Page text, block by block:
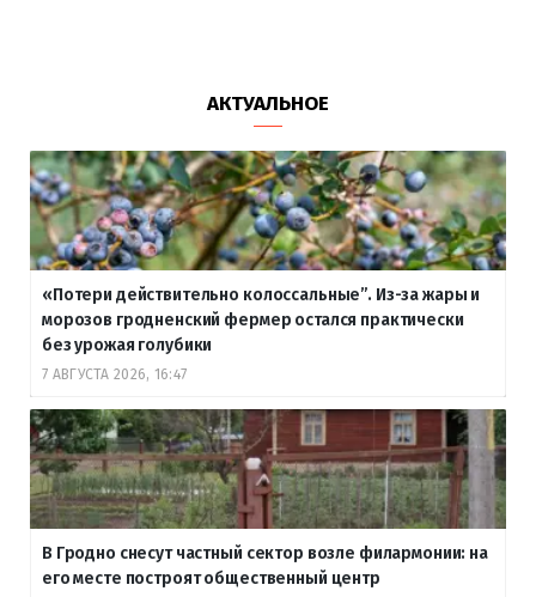
АКТУАЛЬНОЕ
«Потери действительно колоссальные”. Из-за жары и
морозов гродненский фермер остался практически
без урожая голубики
7 АВГУСТА 2026, 16:47
В Гродно снесут частный сектор возле филармонии: на
его месте построят общественный центр